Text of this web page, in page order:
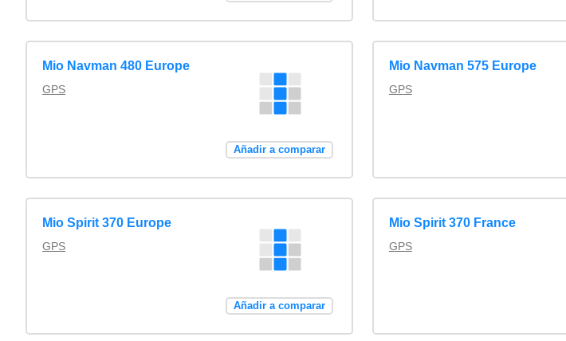
Mio Navman 480 Europe
GPS
Añadir a comparar
Mio Navman 575 Europe
GPS
Mio Spirit 370 Europe
GPS
Añadir a comparar
Mio Spirit 370 France
GPS